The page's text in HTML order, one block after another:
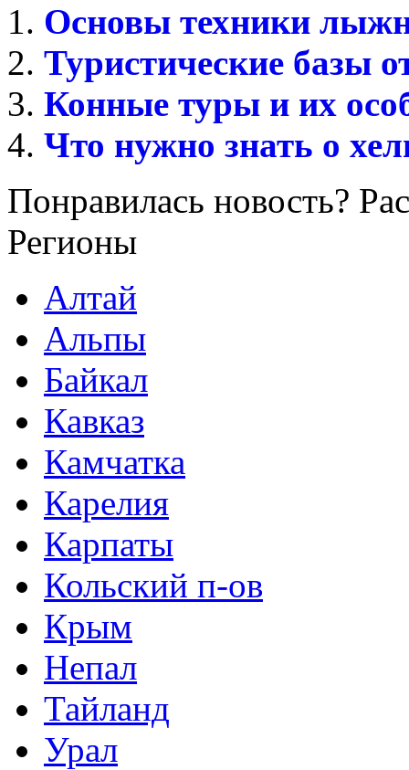
Основы техники
Туристические базы
Конные туры и их
Что нужно знать о
Понравилась новость?
Регионы
Алтай
Альпы
Байкал
Кавказ
Камчатка
Карелия
Карпаты
Кольский п-ов
Крым
Непал
Тайланд
Урал